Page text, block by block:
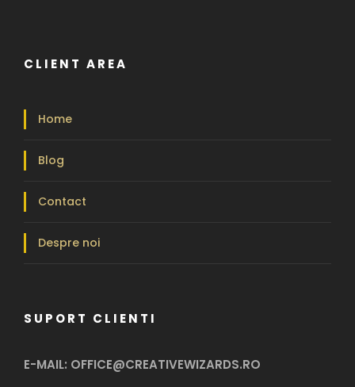
CLIENT AREA
Home
Blog
Contact
Despre noi
SUPORT CLIENTI
E-MAIL: OFFICE@CREATIVEWIZARDS.RO